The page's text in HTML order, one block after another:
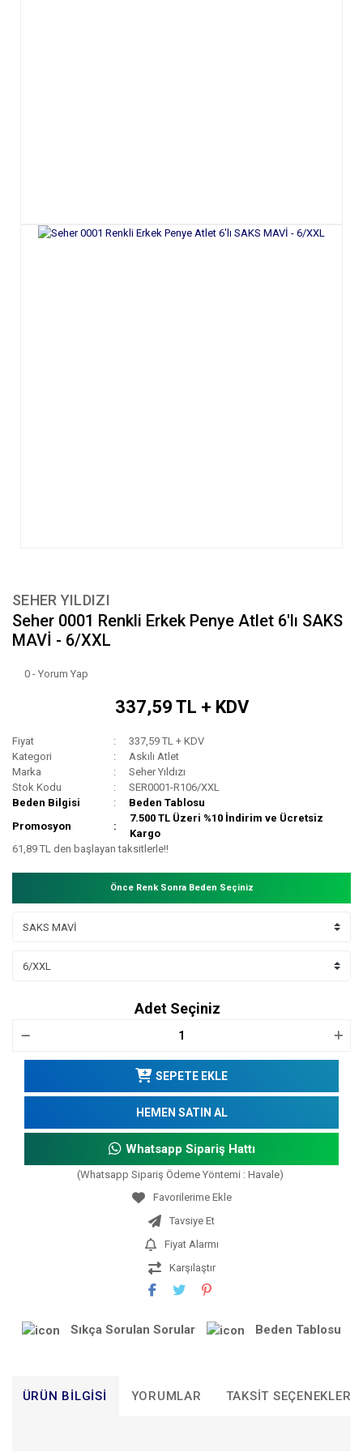
SEHER YILDIZI
Seher 0001 Renkli Erkek Penye Atlet 6'lı SAKS
MAVİ - 6/XXL
0 - Yorum Yap
337,59 TL + KDV
Fiyat
337,59 TL + KDV
Kategori
Askılı Atlet
Marka
Seher Yıldızı
Stok Kodu
SER0001-R106/XXL
Beden Bilgisi
Beden Tablosu
Promosyon
7.500 TL Üzeri %10 İndirim ve Ücretsiz
Kargo
61,89 TL den başlayan taksitlerle!!
Önce Renk Sonra Beden Seçiniz
Adet Seçiniz
SEPETE EKLE
HEMEN SATIN AL
Whatsapp Sipariş Hattı
(Whatsapp Sipariş Ödeme Yöntemi : Havale)
Tavsiye Et
Fiyat Alarmı
Karşılaştır
Sıkça Sorulan Sorular Beden Tablosu
ÜRÜN BILGISI YORUMLAR TAKSIT SEÇENEKLERI